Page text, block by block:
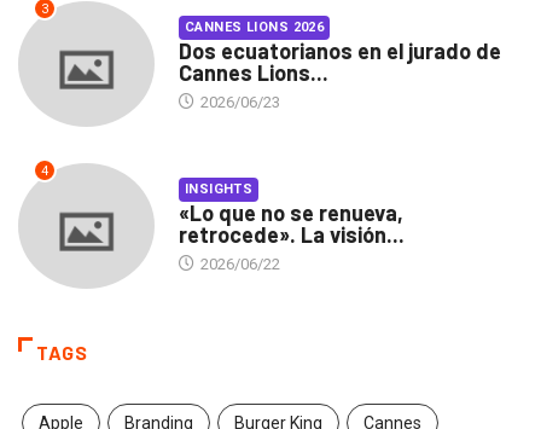
3
CANNES LIONS 2026
Dos ecuatorianos en el jurado de
Cannes Lions...
2026/06/23
4
INSIGHTS
«Lo que no se renueva,
retrocede». La visión...
2026/06/22
TAGS
Apple Branding Burger King Cannes